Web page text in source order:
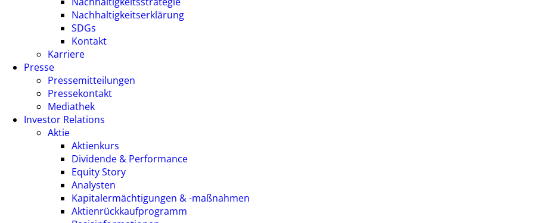
Nachhaltigkeitserklärung
SDGs
Kontakt
Karriere
Presse
Pressemitteilungen
Pressekontakt
Mediathek
Investor Relations
Aktie
Aktienkurs
Dividende & Performance
Equity Story
Analysten
Kapitalermächtigungen & -maßnahmen
Aktienrückkaufprogramm